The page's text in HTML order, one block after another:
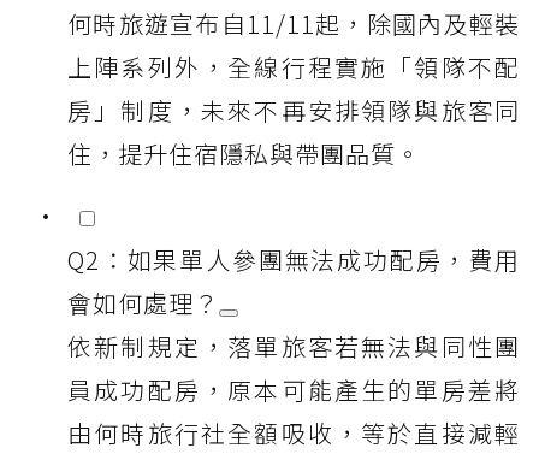
何時旅遊宣布自11/11起，除國內及輕裝
上陣系列外，全線行程實施「領隊不配
房」制度，未來不再安排領隊與旅客同
住，提升住宿隱私與帶團品質。
Q2：如果單人參團無法成功配房，費用
會如何處理？
依新制規定，落單旅客若無法與同性團
員成功配房，原本可能產生的單房差將
由何時旅行社全額吸收，等於直接減輕